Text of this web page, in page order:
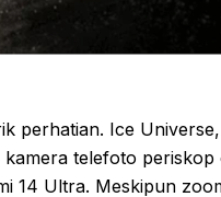
perhatian. Ice
telefoto
14 Ultra. Meskipun